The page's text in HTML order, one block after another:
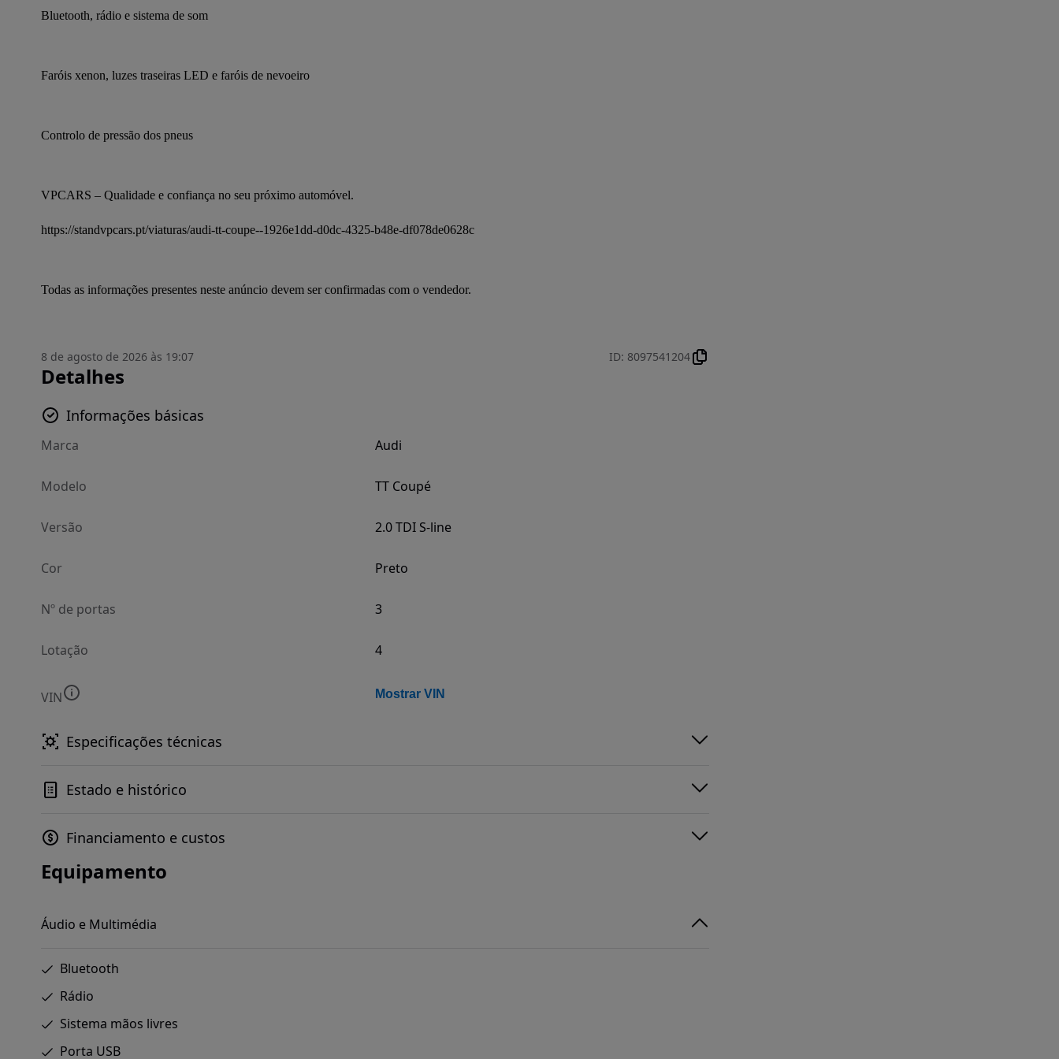
Bluetooth, rádio e sistema de som
Faróis xenon, luzes traseiras LED e faróis de nevoeiro
Controlo de pressão dos pneus
VPCARS – Qualidade e confiança no seu próximo automóvel.
https://standvpcars.pt/viaturas/audi-tt-coupe--1926e1dd-d0dc-4325-b48e-df078de0628c
Todas as informações presentes neste anúncio devem ser confirmadas com o vendedor.
8 de agosto de 2026 às 19:07 ID: 8097541204
Detalhes
Informações básicas
Marca Audi
Modelo TT Coupé
Versão 2.0 TDI S-line
Cor Preto
Nº de portas 3
Lotação 4
VIN Mostrar VIN
Especificações técnicas
Estado e histórico
Financiamento e custos
Equipamento
Áudio e Multimédia
Bluetooth
Rádio
Sistema mãos livres
Porta USB